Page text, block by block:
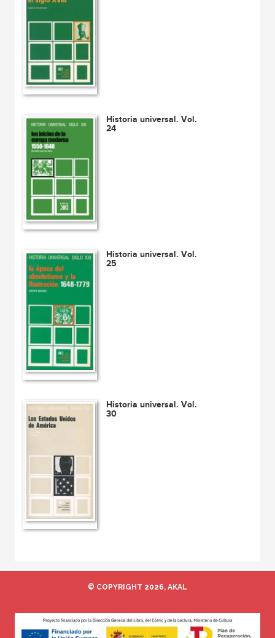
Historia universal. Vol.
24
Historia universal. Vol.
25
Historia universal. Vol.
30
© COPYRIGHT 2026, AKAL